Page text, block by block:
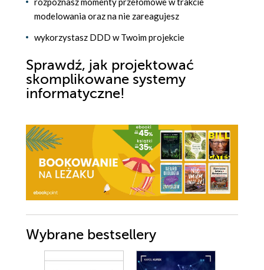
modelowania oraz na nie zareagujesz
wykorzystasz DDD w Twoim projekcie
Sprawdź, jak projektować
skomplikowane systemy
informatyczne!
Wybrane bestsellery